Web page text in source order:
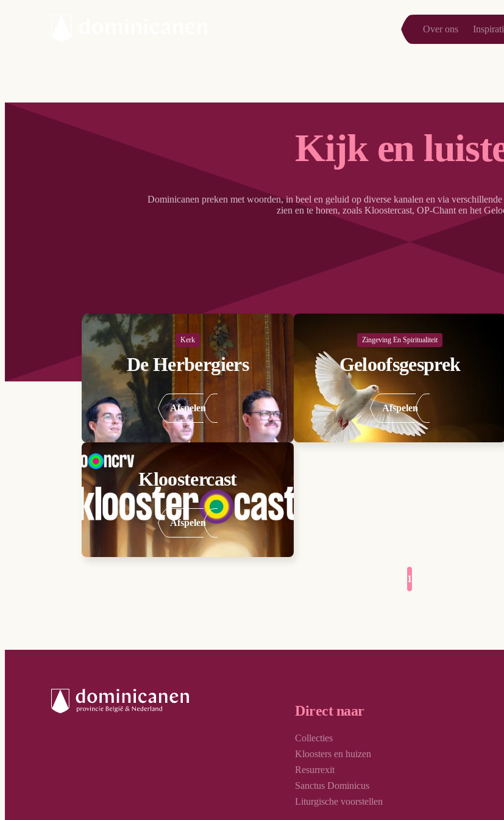
Over ons
Kijk en
Dominicanen preken met woorden, in beel en geluid op diverse kanalen en via
zien en te horen, zoals Kloostercast, OP-Chant en het
Kerk
De Herbergiers
Afspelen
Zingeving En Spiritualiteit
Geloofsgesprek
Afspelen
Kloostercast
Afspelen
1
Direct naar
Collecties
Kloosters en huizen
Resurrexit
Sanctus Dominicus
Liturgische voorstellen